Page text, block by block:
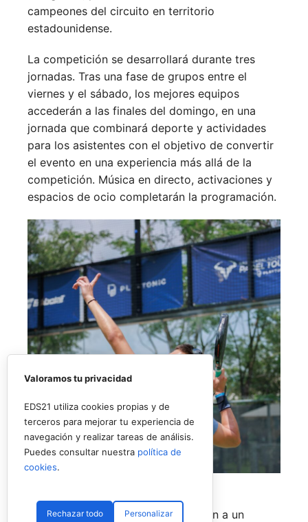
campeones del circuito en territorio
estadounidense.
La competición se desarrollará durante tres
jornadas. Tras una fase de grupos entre el
viernes y el sábado, los mejores equipos
accederán a las finales del domingo, en una
jornada que combinará deporte y actividades
para los asistentes con el objetivo de convertir
el evento en una experiencia más allá de la
competición. Música en directo, activaciones y
espacios de ocio completarán la programación.
La prueba deNueva Yorkpondrá fin a un
Valoramos tu privacidad
EDS21 utiliza cookies propias y de
terceros para mejorar tu experiencia de
navegación y realizar tareas de análisis.
Puedes consultar nuestra política de
cookies.
Rechazar todo Personalizar